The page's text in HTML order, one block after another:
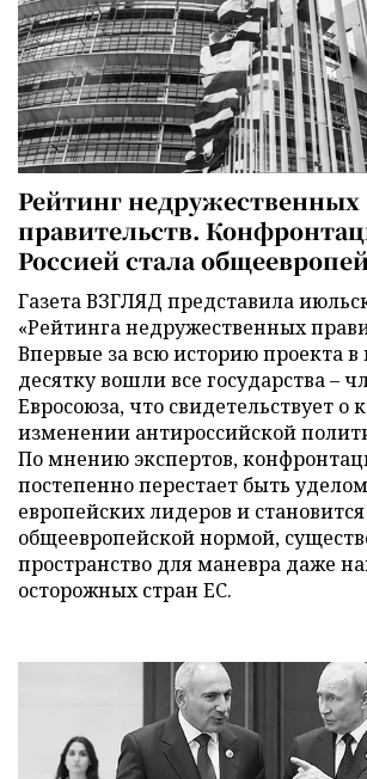
Рейтинг недружественных
правительств.
Россией стала
Газета ВЗГЛЯД представила
«Рейтинга недружественных
Впервые за всю историю проекта в
десятку вошли все государства –
Евросоюза, что свидетельствует о
изменении антироссийской
По мнению экспертов,
постепенно перестает быть
европейских лидеров и становится
общеевропейской нормой,
пространство для маневра даже
осторожных стран ЕС.